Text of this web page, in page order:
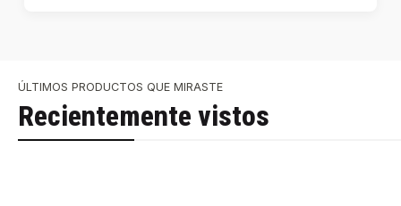
ÚLTIMOS PRODUCTOS QUE MIRASTE
Recientemente vistos